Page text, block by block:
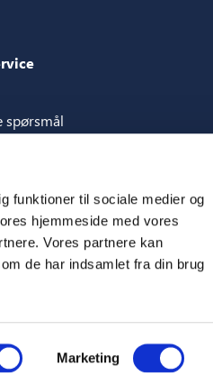
funktioner til sociale medier og
hjemmeside med vores
Vores partnere kan
de har indsamlet fra din brug
Marketing
spørsmål